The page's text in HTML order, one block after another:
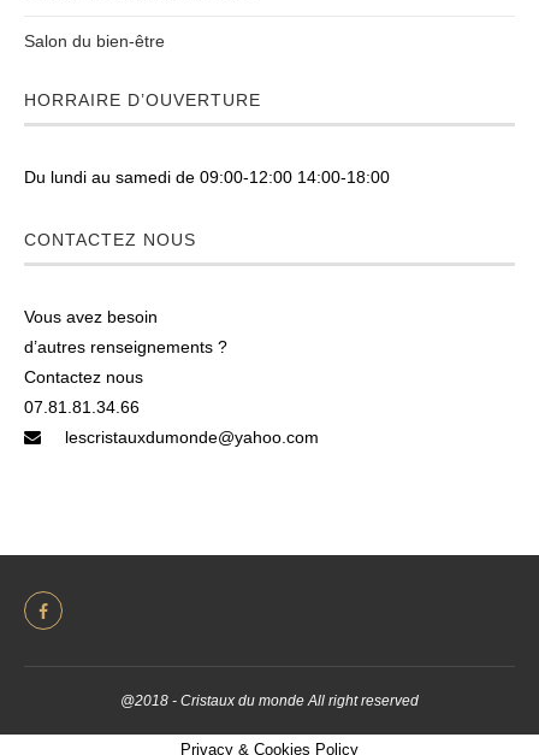
Salon du bien-être
HORRAIRE D’OUVERTURE
Du lundi au samedi de 09:00-12:00 14:00-18:00
CONTACTEZ NOUS
Vous avez besoin
d’autres renseignements ?
Contactez nous
07.81.81.34.66
lescristauxdumonde@yahoo.com
@2018 - Cristaux du monde All right reserved
Privacy & Cookies Policy